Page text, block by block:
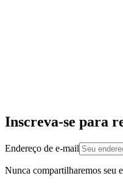
Inscreva-se para
Endereço de e-mail
Nunca compartilharemos seu